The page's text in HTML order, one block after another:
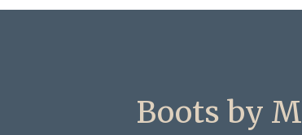
Boots by M